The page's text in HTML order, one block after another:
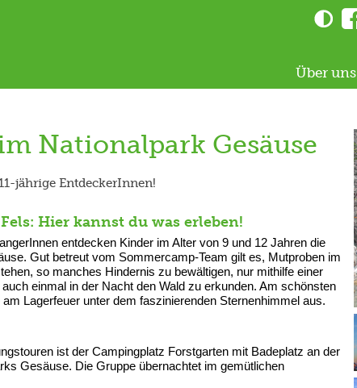
Über uns
Nationalpark Gesäuse
jährige EntdeckerInnen!
Hier kannst du was erleben!
entdecken Kinder im Alter von 9 und 12 Jahren die
Gut betreut vom Sommercamp-Team gilt es, Mutproben im
so manches Hindernis zu bewältigen, nur mithilfe einer
einmal in der Nacht den Wald zu erkunden. Am schönsten
Lagerfeuer unter dem faszinierenden Sternenhimmel aus.
ist der Campingplatz Forstgarten mit Badeplatz an der
Gesäuse. Die Gruppe übernachtet im gemütlichen